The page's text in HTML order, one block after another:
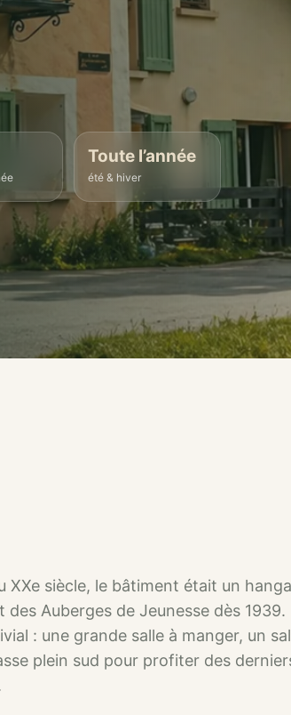
Toute l’année
été & hiver
XXe siècle, le bâtiment était un
des Auberges de Jeunesse dès
: une grande salle à manger, un
plein sud pour profiter des